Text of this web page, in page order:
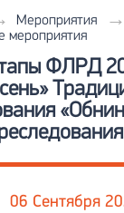
Мероприятия
ФЛРД
06 Сентября